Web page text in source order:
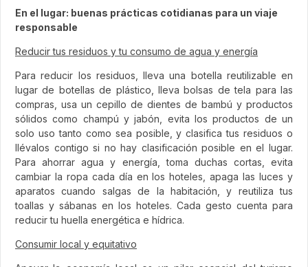
En el lugar: buenas prácticas cotidianas para un viaje
responsable
Reducir tus residuos y tu consumo de agua y energía
Para reducir los residuos, lleva una botella reutilizable en
lugar de botellas de plástico, lleva bolsas de tela para las
compras, usa un cepillo de dientes de bambú y productos
sólidos como champú y jabón, evita los productos de un
solo uso tanto como sea posible, y clasifica tus residuos o
llévalos contigo si no hay clasificación posible en el lugar.
Para ahorrar agua y energía, toma duchas cortas, evita
cambiar la ropa cada día en los hoteles, apaga las luces y
aparatos cuando salgas de la habitación, y reutiliza tus
toallas y sábanas en los hoteles. Cada gesto cuenta para
reducir tu huella energética e hídrica.
Consumir local y equitativo